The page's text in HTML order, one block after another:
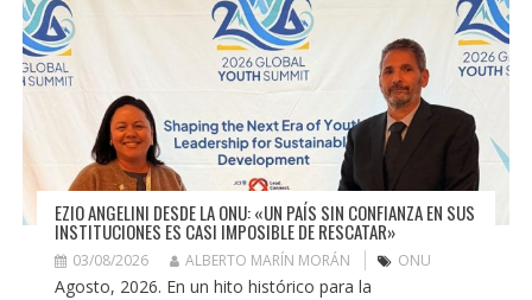
EZIO ANGELINI DESDE LA ONU: «UN PAÍS SIN CONFIANZA EN SUS
INSTITUCIONES ES CASI IMPOSIBLE DE RESCATAR»
03/08/2026 ALBERTO MARÍN MORÁN ONU
Agosto, 2026. En un hito histórico para la